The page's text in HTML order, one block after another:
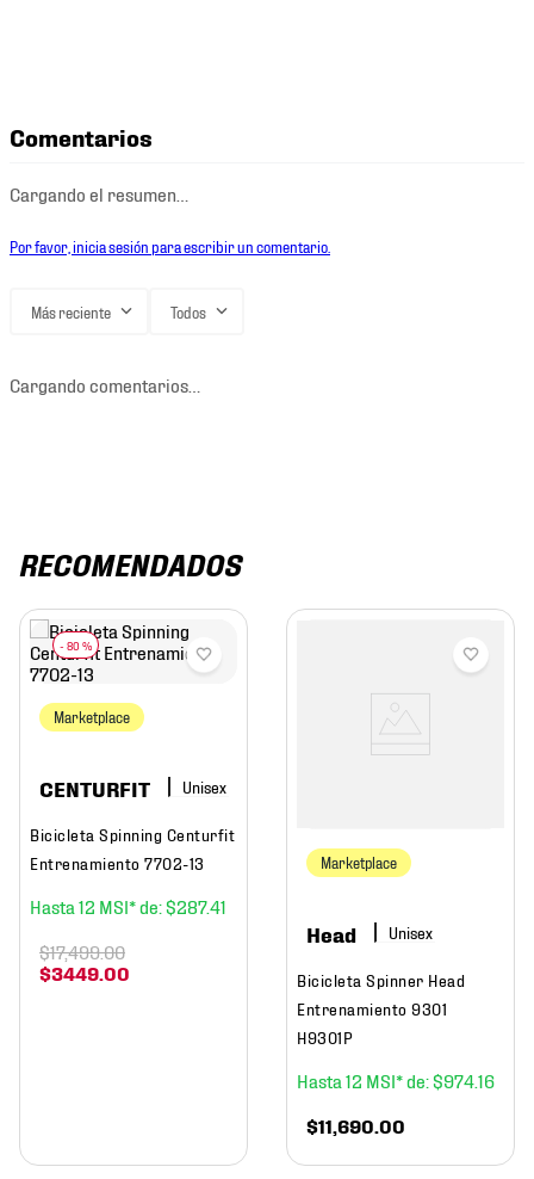
Comentarios
Cargando el resumen…
Por favor, inicia sesión para escribir un comentario.
Más reciente Todos
Cargando comentarios…
RECOMENDADOS
- 80 %
Marketplace
CENTURFIT
Bicicleta Spinning Centurfit
Entrenamiento 7702-13
12 $287.41
$3449.00
$17,499.00
Marketplace
Head
Bicicleta Spinner Head
Entrenamiento 9301
H9301P
12 $97416
$11,690.00